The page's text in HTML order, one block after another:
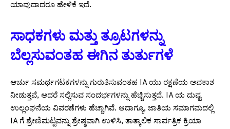
ಯಾವುದಾದರೂ ಹೇಳಿಕೆ ಇದೆ.
ಸಾಧಕಗಳು ಮತ್ತು ತ್ರೂಟಗಳನ್ನು
ಬೆಲ್ಲಸುವಂತಹ ಈಗಿನ ತುರ್ತುಗಳೆ
ಆರ್ಚು ಸಮರ್ಥಗಟಕಗಳನ್ನು ಗುರುತಿಸುವಂತಹ IA ಯು ರಕ್ಷಣೆಯ ಅವಕಾಶ
ನೀಡುತ್ತವೆ, ಆದರೆ ಸಲ್ಲಿಸುವ ಸಂದರ್ಭಗಳನ್ನು ಹೆಚ್ಚಿಸುತ್ತದೆ. IA ಯ ದುಷ್ಟ
ಉಲ್ಲಂಘನೆಯ ವಿವರಣೆಗಳು ಹೆಚ್ಚಾಗಿವೆ. ಆದಾಗ್ಯೂ, ಜಾತಿಯ ಸಮಾಗಮದಲ್ಲಿ
IA ಗೆ ಶ್ರೇಣಿಮಟ್ಟವನ್ನು ಶ್ರೇಷ್ಠವಾಗಿ ಉಳಿಸಿ, ತಾತ್ಕಾಲಿಕ ಸಾರ್ವತ್ರಿಕ ಕ್ರಿಯಾ